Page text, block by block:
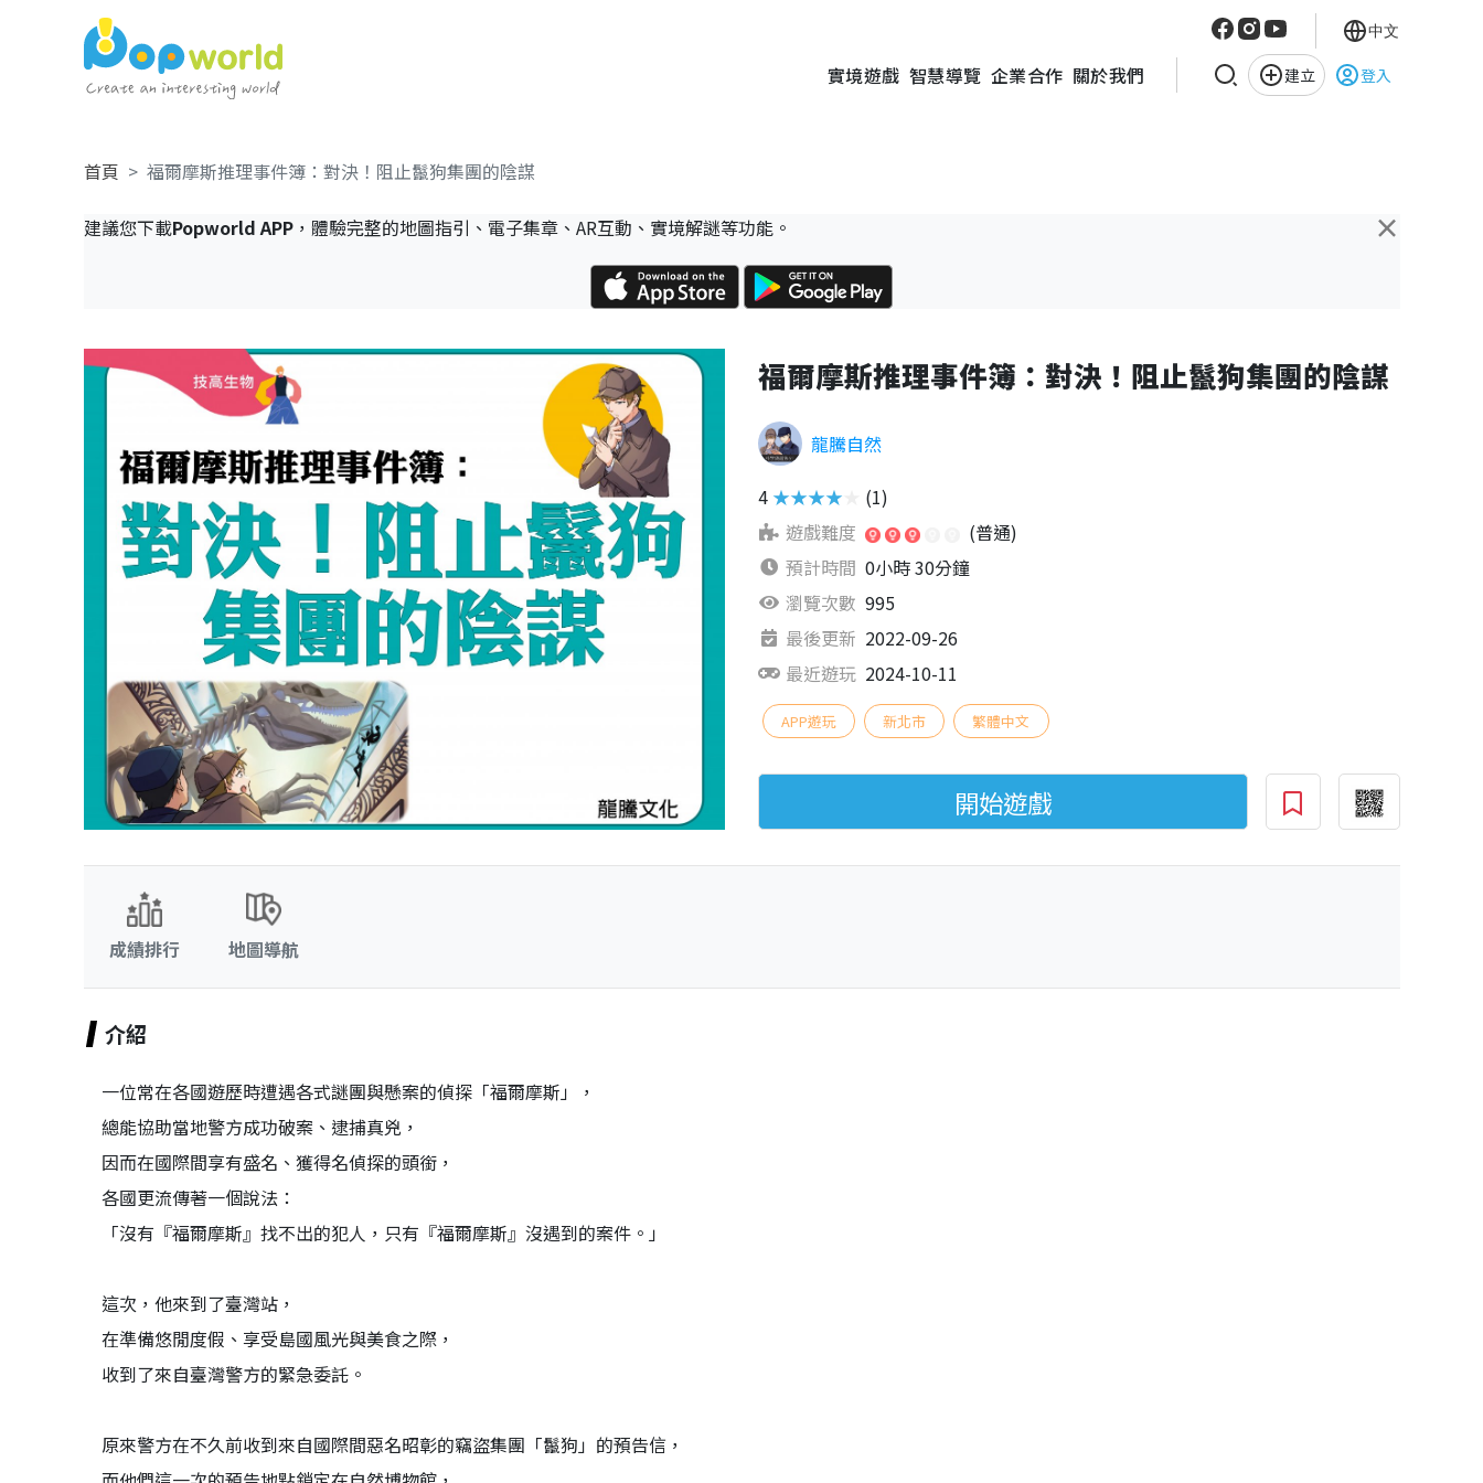
實境遊戲 智慧導覽 企業合作 關於我們 建立 登入
中文
首頁 福爾摩斯推理事件簿：對決！阻止鬣狗集團的陰謀
×
建議您下載Popworld APP，體驗完整的地圖指引、電子集章、AR互動、實境解謎等功能。
福爾摩斯推理事件簿：對決！阻止鬣狗集團的陰謀
龍騰自然
4 ★★★★★
(1)
遊戲難度
(普通)
預計時間 0小時 30分鐘
瀏覽次數 995
最後更新 2022-09-26
最近遊玩 2024-10-11
APP遊玩 新北市 繁體中文
開始遊戲
成績排行 地圖導航
介紹
一位常在各國遊歷時遭遇各式謎團與懸案的偵探「福爾摩斯」，
總能協助當地警方成功破案、逮捕真兇，
因而在國際間享有盛名、獲得名偵探的頭銜，
各國更流傳著一個說法：
「沒有『福爾摩斯』找不出的犯人，只有『福爾摩斯』沒遇到的案件。」
這次，他來到了臺灣站，
在準備悠閒度假、享受島國風光與美食之際，
收到了來自臺灣警方的緊急委託。
原來警方在不久前收到來自國際間惡名昭彰的竊盜集團「鬣狗」的預告信，